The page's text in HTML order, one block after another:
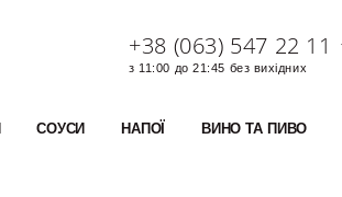
+38 (063) 547 22 11
з 11:00 до 21:45 без вихідних
СОУСИ НАПОЇ ВИНО ТА ПИВО